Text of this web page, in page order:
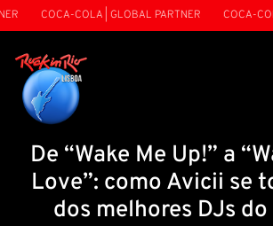
COCA-COLA | GLOBAL PARTNER COCA-
De “Wake Me Up!” a
Love”: como Avicii se
dos melhores DJs